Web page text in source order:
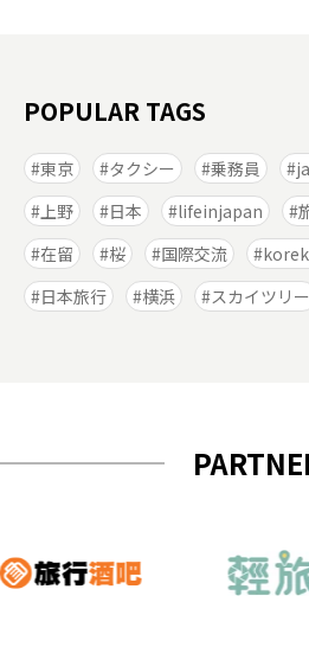
POPULAR TAGS
東京 タクシー 乗務員
上野
日本 lifeinjapan
在留
桜 国際交流
日本旅行
横浜 スカイツリー